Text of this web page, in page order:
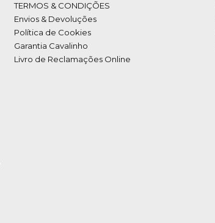
TERMOS & CONDIÇÕES
Envios & Devoluções
Política de Cookies
Garantia Cavalinho
Livro de Reclamações Online